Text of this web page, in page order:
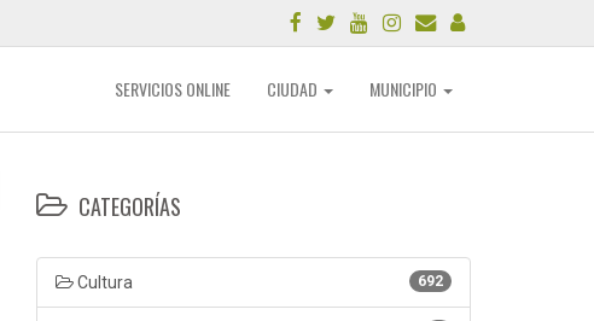
SERVICIOS ONLINE CIUDAD MUNICIPIO
CATEGORÍAS
692
Cultura